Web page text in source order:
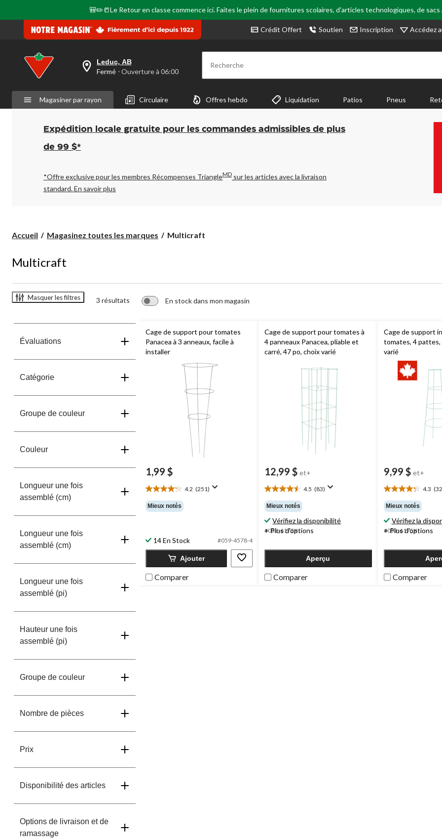
🎒✏️📒Le Retour en classe commence ici. Faites le plein de fournitures scolaires, d'articles technologiques, de
Crédit Offert Soutien Inscription Accédez
votre
est
Leduc,
AB,
Fermé,
Ouverture
à
pour
changer
Leduc, AB
Fermé ⋅ Ouverture à 06:00 Recherche
Magasiner par rayon Circulaire Offres hebdo Liquidation Patios Pneus
Expédition locale gratuite pour les commandes admissibles de plus
de 99 $*
*Offre exclusive pour les membres Récompenses TriangleMD sur les articles avec la livraison
standard.En savoir plus
Accueil Magasinez toutes les marques Multicraft
Multicraft
Multicraft
Masquer les filtres 3 résultats En stock dans mon magasin
Évaluations
Catégorie
Groupe de couleur
Couleur
Longueur une fois
assemblé (cm)
Longueur une fois
assemblé (cm)
Longueur une fois
assemblé (pi)
Hauteur une fois
assemblé (pi)
Groupe de couleur
Nombre de pièces
Prix
Disponibilité des articles
Options de livraison et de
ramassage
Cage de support pour tomates
Panacea à 3 anneaux, facile à
installer
1,99 $
4.2 (251)
4.2
étoile(s)
sur
évaluations
Mieux notés
14 En Stock #059-4578-4
Ajouter
Comparer
Cage de support pour tomates à
4 panneaux Panacea, pliable et
carré, 47 po, choix varié
12,99 $ et+
4.5 (83)
4.5
étoile(s)
sur
5.
83
Mieux notés
Vérifiez la disponibilité
#059-6173X
+ Plus d'options
Aperçu
Comparer
Cage de support
tomates, 4 pattes,
varié
9,99 $ et+
4.3
4.3
étoile(s)
sur
5.
32
Mieux notés
Vérifiez la
#059-6175X
+ Plus d'options
Comparer